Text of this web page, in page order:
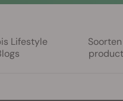
Lifestyle